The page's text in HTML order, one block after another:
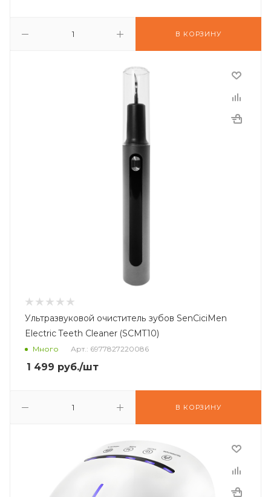
В КОРЗИНУ
Ультразвуковой очиститель зубов SenCiciMen
Electric Teeth Cleaner (SCMT10)
Много Арт.: 6977827220086
1 499 руб./шт
В КОРЗИНУ